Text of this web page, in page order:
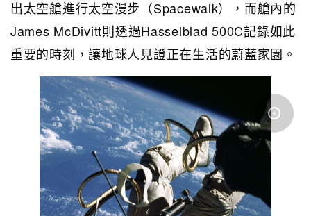
出太空艙進行太空漫步（Spacewalk），而艙內的
James McDivitt則透過Hasselblad 500C記錄如此
重要的時刻，讓地球人見證正在生活的蔚藍家園。